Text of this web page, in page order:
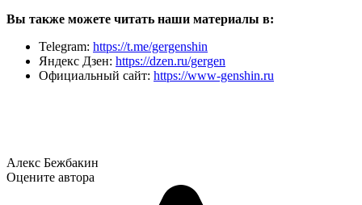
Вы также можете читать наши материалы в:
Telegram: https://t.me/gergenshin
Яндекс Дзен: https://dzen.ru/gergen
Официальный сайт: https://www-genshin.ru
Алекс Бежбакин
Оцените автора